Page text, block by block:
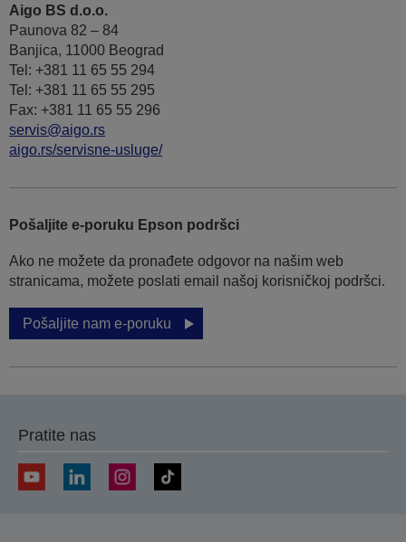
Aigo BS d.o.o.
Paunova 82 – 84
Banjica, 11000 Beograd
Tel: +381 11 65 55 294
Tel: +381 11 65 55 295
Fax: +381 11 65 55 296
servis@aigo.rs
aigo.rs/servisne-usluge/
Pošaljite e-poruku Epson podršci
Ako ne možete da pronađete odgovor na našim web
stranicama, možete poslati email našoj korisničkoj podršci.
Pošaljite nam e-poruku
Pratite nas